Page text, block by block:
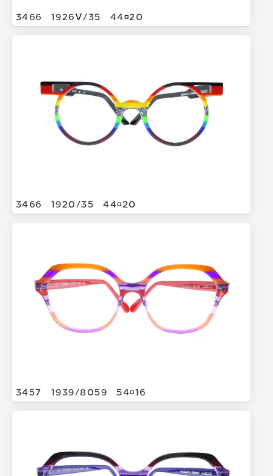
3466 1926V/35 4420
3466 1920/35 4420
3457 1939/8059 5416